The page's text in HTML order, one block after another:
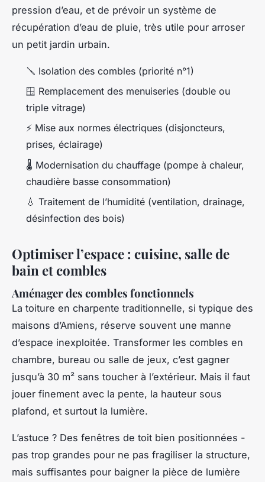
pression d’eau, et de prévoir un système de
récupération d’eau de pluie, très utile pour arroser
un petit jardin urbain.
🪛 Isolation des combles (priorité n°1)
🪟 Remplacement des menuiseries (double ou
triple vitrage)
⚡ Mise aux normes électriques (disjoncteurs,
prises, éclairage)
🌡️ Modernisation du chauffage (pompe à chaleur,
chaudière basse consommation)
💧 Traitement de l’humidité (ventilation, drainage,
désinfection des bois)
Optimiser l’espace : cuisine, salle de
bain et combles
Aménager des combles fonctionnels
La toiture en charpente traditionnelle, si typique des
maisons d’Amiens, réserve souvent une manne
d’espace inexploitée. Transformer les combles en
chambre, bureau ou salle de jeux, c’est gagner
jusqu’à 30 m² sans toucher à l’extérieur. Mais il faut
jouer finement avec la pente, la hauteur sous
plafond, et surtout la lumière.
L’astuce ? Des fenêtres de toit bien positionnées -
pas trop grandes pour ne pas fragiliser la structure,
mais suffisantes pour baigner la pièce de lumière